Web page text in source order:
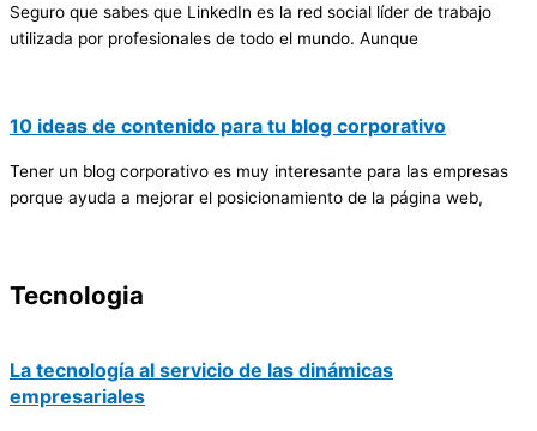
Seguro que sabes que LinkedIn es la red social líder de trabajo
utilizada por profesionales de todo el mundo. Aunque
10 ideas de contenido para tu blog corporativo
Tener un blog corporativo es muy interesante para las empresas
porque ayuda a mejorar el posicionamiento de la página web,
Tecnologia
La tecnología al servicio de las dinámicas
empresariales